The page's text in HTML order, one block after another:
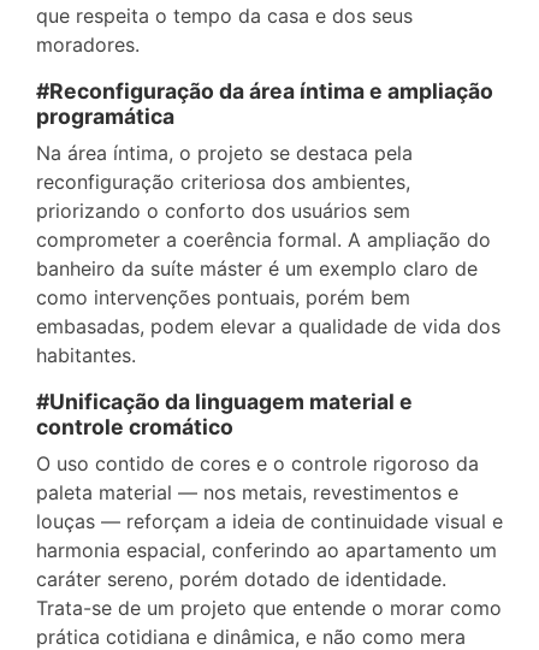
que respeita o tempo da casa e dos seus
moradores.
#Reconfiguração da área íntima e ampliação
programática
Na área íntima, o projeto se destaca pela
reconfiguração criteriosa dos ambientes,
priorizando o conforto dos usuários sem
comprometer a coerência formal. A ampliação do
banheiro da suíte máster é um exemplo claro de
como intervenções pontuais, porém bem
embasadas, podem elevar a qualidade de vida dos
habitantes.
#Unificação da linguagem material e
controle cromático
O uso contido de cores e o controle rigoroso da
paleta material — nos metais, revestimentos e
louças — reforçam a ideia de continuidade visual e
harmonia espacial, conferindo ao apartamento um
caráter sereno, porém dotado de identidade.
Trata-se de um projeto que entende o morar como
prática cotidiana e dinâmica, e não como mera